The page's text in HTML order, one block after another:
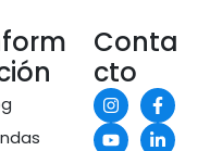
Conta
cto